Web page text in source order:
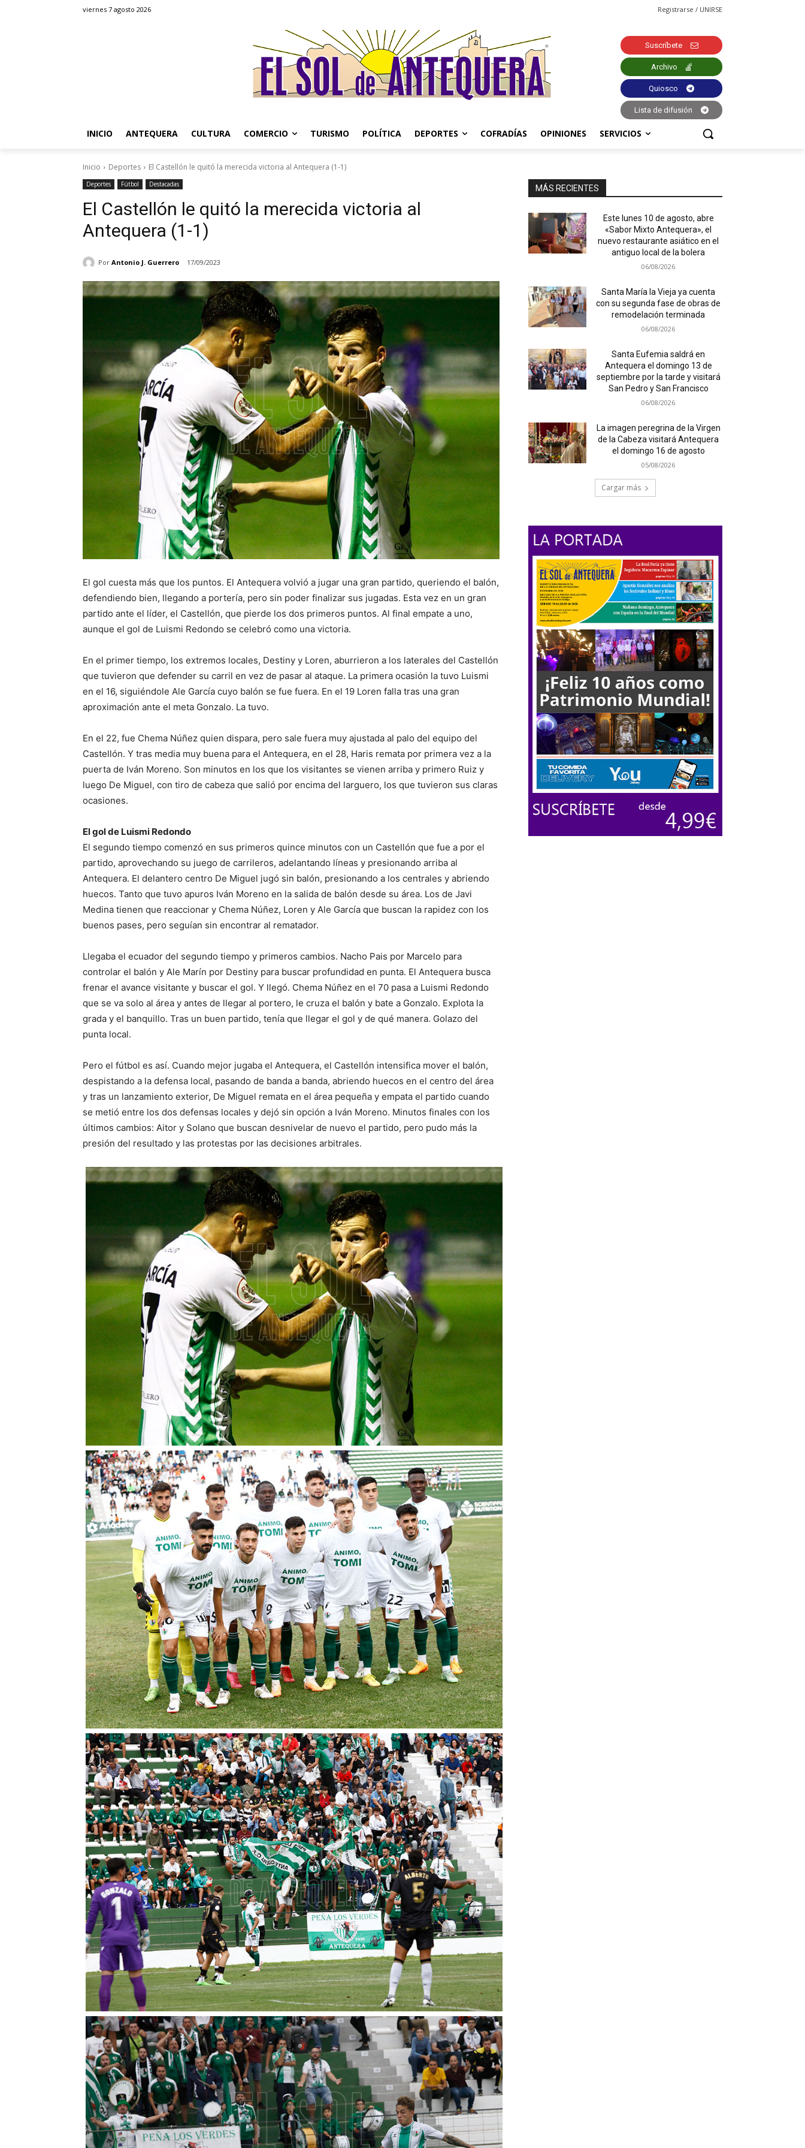
viernes 7 agosto 2026 Registrarse / UNIRSE
Suscríbete
Archivo
Quiosco
Lista de difusión
INICIO ANTEQUERA CULTURA COMERCIO TURISMO POLÍTICA DEPORTES COFRADÍAS OPINIONES SERVICIOS
Inicio Deportes El Castellón le quitó la merecida victoria al Antequera (1-1)
Deportes Fútbol Destacadas
El Castellón le quitó la merecida victoria al
Antequera (1-1)
Por Antonio J. Guerrero 17/09/2023
El gol cuesta más que los puntos. El Antequera volvió a jugar una gran partido, queriendo el balón,
defendiendo bien, llegando a portería, pero sin poder finalizar sus jugadas. Esta vez en un gran
partido ante el líder, el Castellón, que pierde los dos primeros puntos. Al final empate a uno,
aunque el gol de Luismi Redondo se celebró como una victoria.
En el primer tiempo, los extremos locales, Destiny y Loren, aburrieron a los laterales del Castellón
que tuvieron que defender su carril en vez de pasar al ataque. La primera ocasión la tuvo Luismi
en el 16, siguiéndole Ale García cuyo balón se fue fuera. En el 19 Loren falla tras una gran
aproximación ante el meta Gonzalo. La tuvo.
En el 22, fue Chema Núñez quien dispara, pero sale fuera muy ajustada al palo del equipo del
Castellón. Y tras media muy buena para el Antequera, en el 28, Haris remata por primera vez a la
puerta de Iván Moreno. Son minutos en los que los visitantes se vienen arriba y primero Ruiz y
luego De Miguel, con tiro de cabeza que salió por encima del larguero, los que tuvieron sus claras
ocasiones.
El gol de Luismi Redondo
El segundo tiempo comenzó en sus primeros quince minutos con un Castellón que fue a por el
partido, aprovechando su juego de carrileros, adelantando líneas y presionando arriba al
Antequera. El delantero centro De Miguel jugó sin balón, presionando a los centrales y abriendo
huecos. Tanto que tuvo apuros Iván Moreno en la salida de balón desde su área. Los de Javi
Medina tienen que reaccionar y Chema Núñez, Loren y Ale García que buscan la rapidez con los
buenos pases, pero seguían sin encontrar al rematador.
Llegaba el ecuador del segundo tiempo y primeros cambios. Nacho Pais por Marcelo para
controlar el balón y Ale Marín por Destiny para buscar profundidad en punta. El Antequera busca
frenar el avance visitante y buscar el gol. Y llegó. Chema Núñez en el 70 pasa a Luismi Redondo
que se va solo al área y antes de llegar al portero, le cruza el balón y bate a Gonzalo. Explota la
grada y el banquillo. Tras un buen partido, tenía que llegar el gol y de qué manera. Golazo del
punta local.
Pero el fútbol es así. Cuando mejor jugaba el Antequera, el Castellón intensifica mover el balón,
despistando a la defensa local, pasando de banda a banda, abriendo huecos en el centro del área
y tras un lanzamiento exterior, De Miguel remata en el área pequeña y empata el partido cuando
se metió entre los dos defensas locales y dejó sin opción a Iván Moreno. Minutos finales con los
últimos cambios: Aitor y Solano que buscan desnivelar de nuevo el partido, pero pudo más la
presión del resultado y las protestas por las decisiones arbitrales.
MÁS RECIENTES
Este lunes 10 de agosto, abre
«Sabor Mixto Antequera», el
nuevo restaurante asiático en el
antiguo local de la bolera
06/08/2026
Santa María la Vieja ya cuenta
con su segunda fase de obras de
remodelación terminada
06/08/2026
Santa Eufemia saldrá en
Antequera el domingo 13 de
septiembre por la tarde y visitará
San Pedro y San Francisco
06/08/2026
La imagen peregrina de la Virgen
de la Cabeza visitará Antequera
el domingo 16 de agosto
05/08/2026
Cargar más